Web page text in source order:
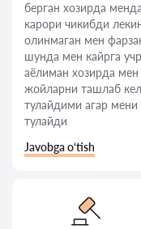
берган хозирда
карори чикибди
олинмаган мен
шунда мен кайрга
аёлиман хозирда
жойларни ташлаб
тулайдими агар
тулайди
Javobga o‘tish